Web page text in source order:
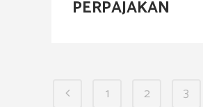
PERPAJAKAN
1 2 3